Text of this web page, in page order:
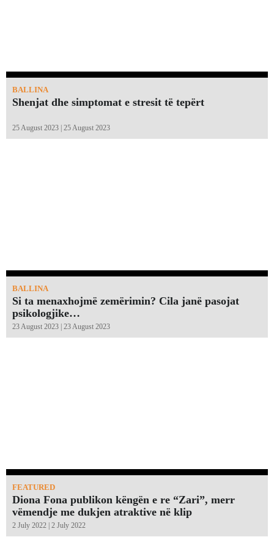
BALLINA
Shenjat dhe simptomat e stresit të tepërt
25 August 2023 | 25 August 2023
BALLINA
Si ta menaxhojmë zemërimin? Cila janë pasojat
psikologjike…
23 August 2023 | 23 August 2023
FEATURED
Diona Fona publikon këngën e re “Zari”, merr
vëmendje me dukjen atraktive në klip
2 July 2022 | 2 July 2022